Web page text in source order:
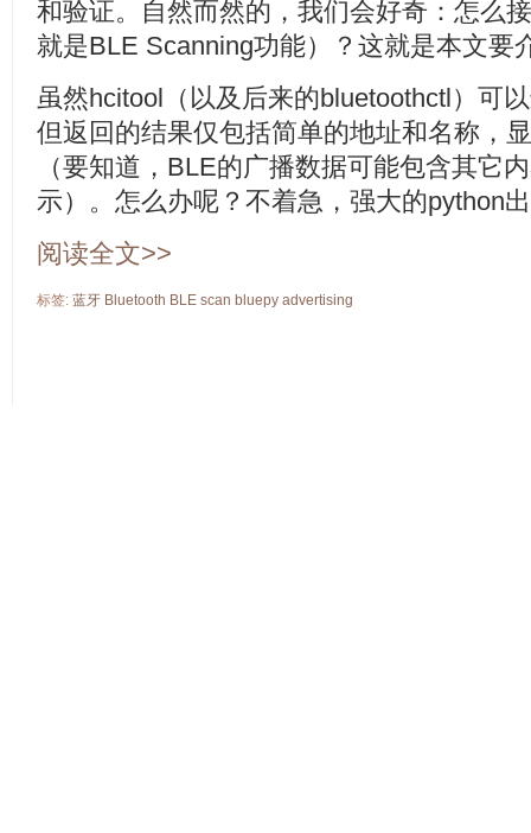
和验证。自然而然的，我们会好奇：怎么
就是BLE Scanning功能）？这就是本文要
虽然hcitool（以及后来的bluetoothctl）可
但返回的结果仅包括简单的地址和名称，
（要知道，BLE的广播数据可能包含其它
示）。怎么办呢？不着急，强大的python
阅读全文>>
标签: 蓝牙 Bluetooth BLE scan bluepy advertising